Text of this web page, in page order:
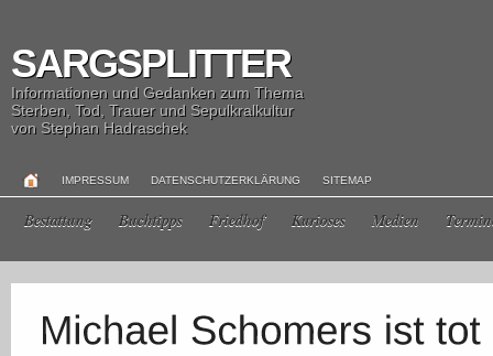
SARGSPLITTER
Informationen und Gedanken zum Thema
Sterben, Tod, Trauer und Sepulkralkultur
von Stephan Hadraschek
IMPRESSUM DATENSCHUTZERKLÄRUNG SITEMAP
Bestattung Buchtipps Friedhof Kurioses Medien